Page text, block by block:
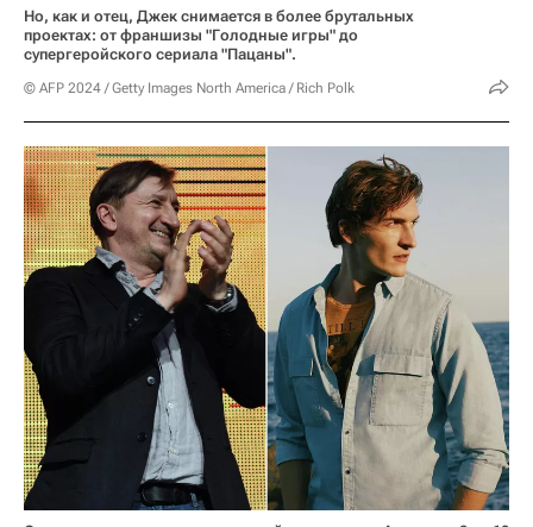
Но, как и отец, Джек снимается в более брутальных
проектах: от франшизы "Голодные игры" до
супергеройского сериала "Пацаны".
© AFP 2024 / Getty Images North America / Rich Polk